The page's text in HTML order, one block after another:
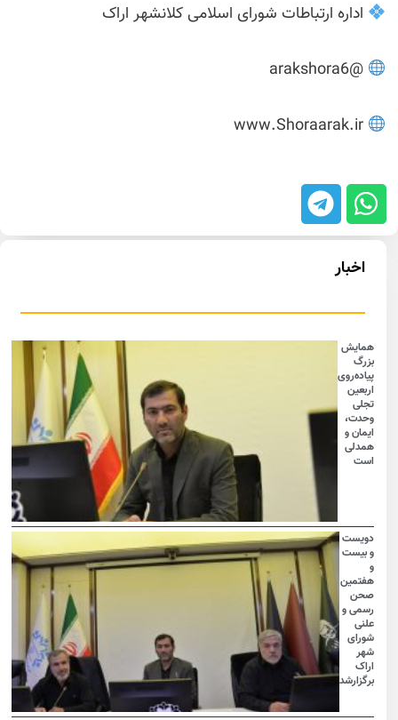
اداره ارتباطات شورای اسلامی کلانشهر اراک
@arakshora6
www.Shoraarak.ir
اخبار
همایش
بزرگ
پیاده‌روی
اربعین
تجلی
وحدت،
ایمان و
همدلی
است
دویست
و بیست
هفتمین
صحن
رسمی و
علنی
شورای
شهر
اراک
برگزارشد